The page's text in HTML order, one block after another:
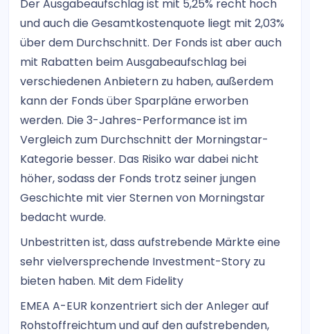
Der Ausgabeaufschlag ist mit 5,25% recht hoch
und auch die Gesamtkostenquote liegt mit 2,03%
über dem Durchschnitt. Der Fonds ist aber auch
mit Rabatten beim Ausgabeaufschlag bei
verschiedenen Anbietern zu haben, außerdem
kann der Fonds über Sparpläne erworben
werden. Die 3-Jahres-Performance ist im
Vergleich zum Durchschnitt der Morningstar-
Kategorie besser. Das Risiko war dabei nicht
höher, sodass der Fonds trotz seiner jungen
Geschichte mit vier Sternen von Morningstar
bedacht wurde.
Unbestritten ist, dass aufstrebende Märkte eine
sehr vielversprechende Investment-Story zu
bieten haben. Mit dem Fidelity
EMEA A-EUR konzentriert sich der Anleger auf
Rohstoffreichtum und auf den aufstrebenden,